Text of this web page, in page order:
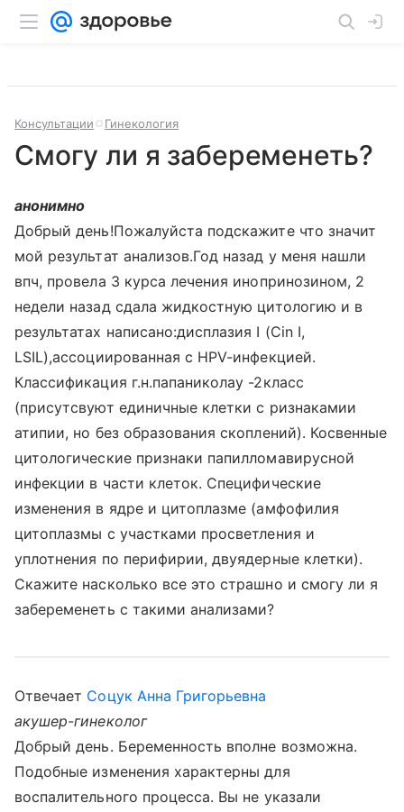
Консультации Гинекология
Смогу ли я забеременеть?
анонимно
Добрый день!Пожалуйста подскажите что значит
мой результат анализов.Год назад у меня нашли
впч, провела 3 курса лечения инопринозином, 2
недели назад сдала жидкостную цитологию и в
результатах написано:дисплазия I (Cin I,
LSIL),ассоциированная с HPV-инфекцией.
Классификация г.н.папаниколау -2класс
(присутсвуют единичные клетки с ризнакамии
атипии, но без образования скоплений). Косвенные
цитологические признаки папилломавирусной
инфекции в части клеток. Специфические
изменения в ядре и цитоплазме (амфофилия
цитоплазмы с участками просветления и
уплотнения по перифирии, двуядерные клетки).
Скажите насколько все это страшно и смогу ли я
забеременеть с такими анализами?
Отвечает Соцук Анна Григорьевна
акушер-гинеколог
Добрый день. Беременность вполне возможна.
Подобные изменения характерны для
воспалительного процесса. Вы не указали